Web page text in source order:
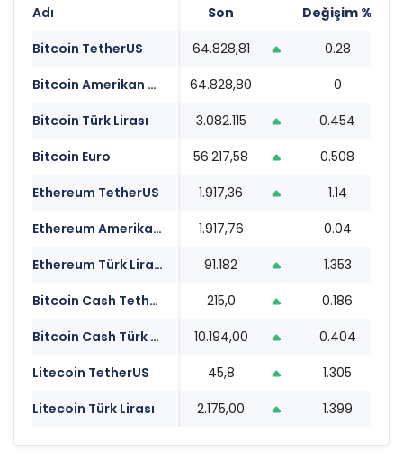
Adı Son Değişim %
Bitcoin TetherUS
64.828,81 0.28
Bitcoin Amerikan Doları
64.828,80 0
Bitcoin Türk Lirası
3.082.115 0.454
Bitcoin Euro
56.217,58 0.508
Ethereum TetherUS
1.917,36 1.14
Ethereum Amerikan Doları
1.917,76 0.04
Ethereum Türk Lirası
91.182 1.353
Bitcoin Cash TetherUS
215,0 0.186
Bitcoin Cash Türk Lirası
10.194,00 0.404
Litecoin TetherUS
45,8 1.305
Litecoin Türk Lirası
2.175,00 1.399